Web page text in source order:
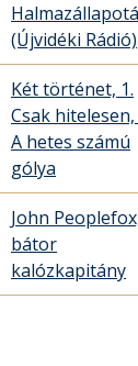
(Újvidéki Rádió)
Két történet, 1.
Csak hitelesen,
A hetes számú
gólya
John
bátor
kalózkapitány